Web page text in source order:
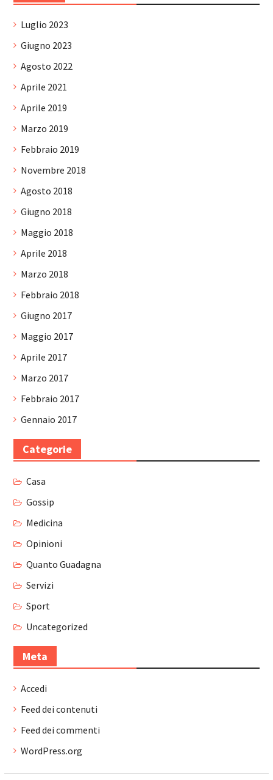
Luglio 2023
Giugno 2023
Agosto 2022
Aprile 2021
Aprile 2019
Marzo 2019
Febbraio 2019
Novembre 2018
Agosto 2018
Giugno 2018
Maggio 2018
Aprile 2018
Marzo 2018
Febbraio 2018
Giugno 2017
Maggio 2017
Aprile 2017
Marzo 2017
Febbraio 2017
Gennaio 2017
Categorie
Casa
Gossip
Medicina
Opinioni
Quanto Guadagna
Servizi
Sport
Uncategorized
Meta
Accedi
Feed dei contenuti
Feed dei commenti
WordPress.org